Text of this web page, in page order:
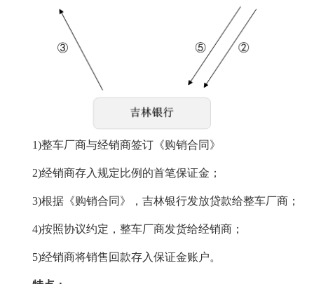
1)整车厂商与经销商签订《购销合同》
2)经销商存入规定比例的首笔保证金；
3)根据《购销合同》，吉林银行发放贷款给整车厂商；
4)按照协议约定，整车厂商发货给经销商；
5)经销商将销售回款存入保证金账户。